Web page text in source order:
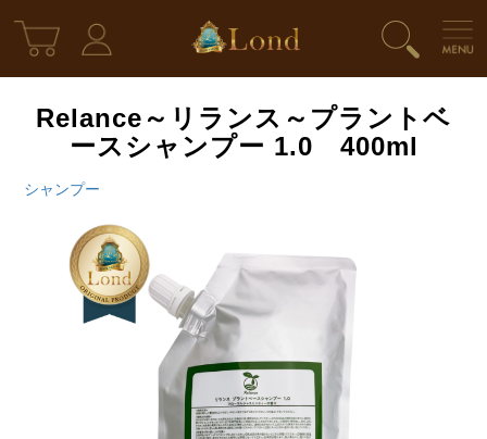
Relance～リランス～プラントベ
ースシャンプー 1.0 400ml
シャンプー